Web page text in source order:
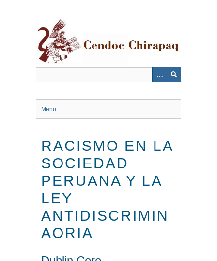
Menu
RACISMO EN LA
SOCIEDAD
PERUANA Y LA
LEY
ANTIDISCRIMIN
AORIA